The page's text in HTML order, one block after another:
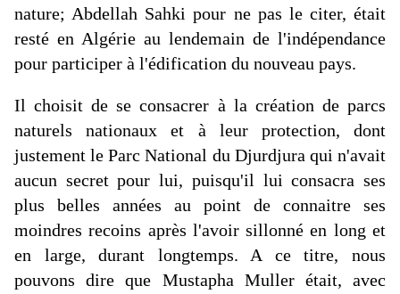
nature; Abdellah Sahki pour ne pas le citer, était
resté en Algérie au lendemain de l'indépendance
pour participer à l'édification du nouveau pays.
Il choisit de se consacrer à la création de parcs
naturels nationaux et à leur protection, dont
justement le Parc National du Djurdjura qui n'avait
aucun secret pour lui, puisqu'il lui consacra ses
plus belles années au point de connaitre ses
moindres recoins après l'avoir sillonné en long et
en large, durant longtemps. A ce titre, nous
pouvons dire que Mustapha Muller était, avec